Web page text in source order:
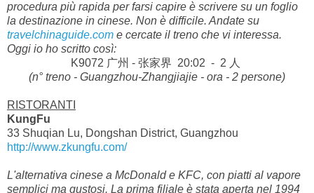
procedura più rapida per farsi capire è scrivere su un foglio
la destinazione in cinese. Non è difficile. Andate su
travelchinaguide.com e cercate il treno che vi interessa.
Oggi io ho scritto così:
K9072 广州 - 张家界 20:02 - 2 人
(n° treno - Guangzhou-Zhangjiajie - ora - 2 persone)
RISTORANTI
KungFu
33 Shuqian Lu, Dongshan District, Guangzhou
http://www.zkungfu.com/
L'alternativa cinese a McDonald e KFC, con piatti al vapore
semplici ma gustosi. La prima filiale è stata aperta nel 1994